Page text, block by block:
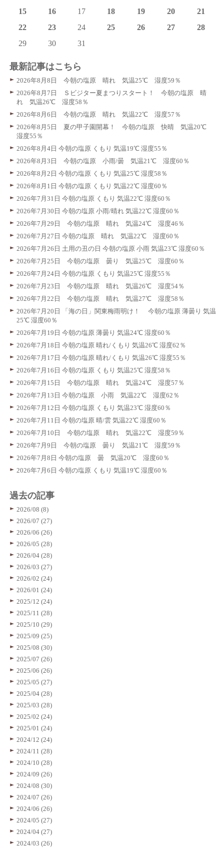
15
16 17 18 19 20
21
22
23 24 25 26 27
28
29
30 31
最新記事はこちら
2026年8月8日 今朝の塩原 晴れ 気温25℃ 湿度59％
2026年8月7日 Ｓビジター夏まつりスタート！ 今朝の塩原 晴
れ 気温26℃ 湿度58％
2026年8月6日 今朝の塩原 晴れ 気温22℃ 湿度57％
2026年8月5日 夏の甲子園開幕！ 今朝の塩原 快晴 気温20℃
湿度55％
2026年8月4日 今朝の塩原 くもり 気温19℃ 湿度55％
2026年8月3日 今朝の塩原 小雨/曇 気温21℃ 湿度60％
2026年8月2日 今朝の塩原 くもり 気温25℃ 湿度58％
2026年8月1日 今朝の塩原 くもり 気温22℃ 湿度60％
2026年7月31日 今朝の塩原 くもり 気温22℃ 湿度60％
2026年7月30日 今朝の塩原 小雨/晴れ 気温22℃ 湿度60％
2026年7月29日 今朝の塩原 晴れ 気温24℃ 湿度46％
2026年7月27日 今朝の塩原 晴れ 気温22℃ 湿度60％
2026年7月26日 土用の丑の日 今朝の塩原 小雨 気温23℃ 湿度60％
2026年7月25日 今朝の塩原 曇り 気温25℃ 湿度60％
2026年7月24日 今朝の塩原 くもり 気温25℃ 湿度55％
2026年7月23日 今朝の塩原 晴れ 気温26℃ 湿度54％
2026年7月22日 今朝の塩原 晴れ 気温27℃ 湿度58％
2026年7月20日 「海の日」関東梅雨明け！ 今朝の塩原 薄曇り 気温
25℃ 湿度60％
2026年7月19日 今朝の塩原 薄曇り 気温24℃ 湿度60％
2026年7月18日 今朝の塩原 晴れ/くもり 気温26℃ 湿度62％
2026年7月17日 今朝の塩原 晴れ/くもり 気温26℃ 湿度55％
2026年7月16日 今朝の塩原 くもり 気温25℃ 湿度58％
2026年7月15日 今朝の塩原 晴れ 気温24℃ 湿度57％
2026年7月13日 今朝の塩原 小雨 気温22℃ 湿度62％
2026年7月12日 今朝の塩原 くもり 気温23℃ 湿度60％
2026年7月11日 今朝の塩原 晴/雲 気温22℃ 湿度60％
2026年7月10日 今朝の塩原 晴れ 気温22℃ 湿度59％
2026年7月9日 今朝の塩原 曇り 気温21℃ 湿度59％
2026年7月8日 今朝の塩原 曇 気温20℃ 湿度60％
2026年7月6日 今朝の塩原 くもり 気温19℃ 湿度60％
過去の記事
2026/08 (8)
2026/07 (27)
2026/06 (26)
2026/05 (28)
2026/04 (28)
2026/03 (27)
2026/02 (24)
2026/01 (24)
2025/12 (24)
2025/11 (28)
2025/10 (29)
2025/09 (25)
2025/08 (30)
2025/07 (26)
2025/06 (26)
2025/05 (27)
2025/04 (28)
2025/03 (28)
2025/02 (24)
2025/01 (24)
2024/12 (24)
2024/11 (28)
2024/10 (28)
2024/09 (26)
2024/08 (30)
2024/07 (26)
2024/06 (26)
2024/05 (27)
2024/04 (27)
2024/03 (26)